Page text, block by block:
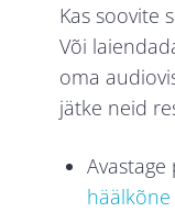
Kas soovite
Või
oma
jätke neid
Avastage